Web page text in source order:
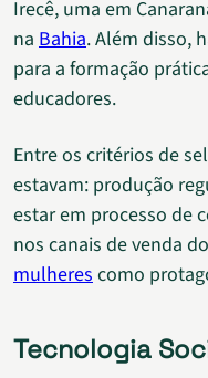
Irecê, uma em
na Bahia. Além disso,
para a formação
educadores.
Entre os critérios de
estavam: produção
estar em processo de
nos canais de venda
mulherescomo
Tecnologia